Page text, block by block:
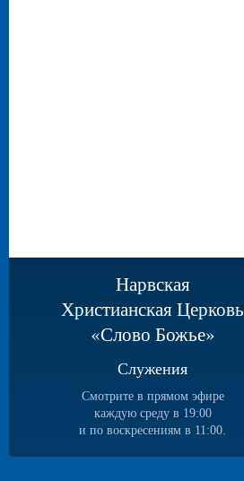
Нарвская
Христианская Церковь
«Слово Божье»
Служения
Смотрите в прямом эфире
каждую среду в 19:00
и по воскресениям в 11:00.